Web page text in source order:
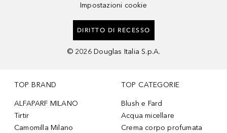
Impostazioni cookie
DIRITTO DI RECESSO
© 2026 Douglas Italia S.p.A.
TOP BRAND
ALFAPARF MILANO
Tirtir
Camomilla Milano
TOP CATEGORIE
Blush e Fard
Acqua micellare
Crema corpo profumata